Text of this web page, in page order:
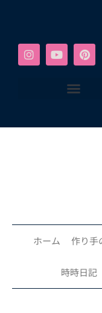
ホーム 作り手
時時日記